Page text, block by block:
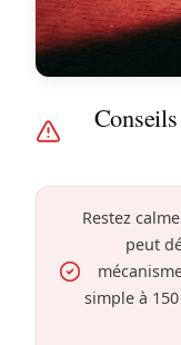
Restez
peut
simple à